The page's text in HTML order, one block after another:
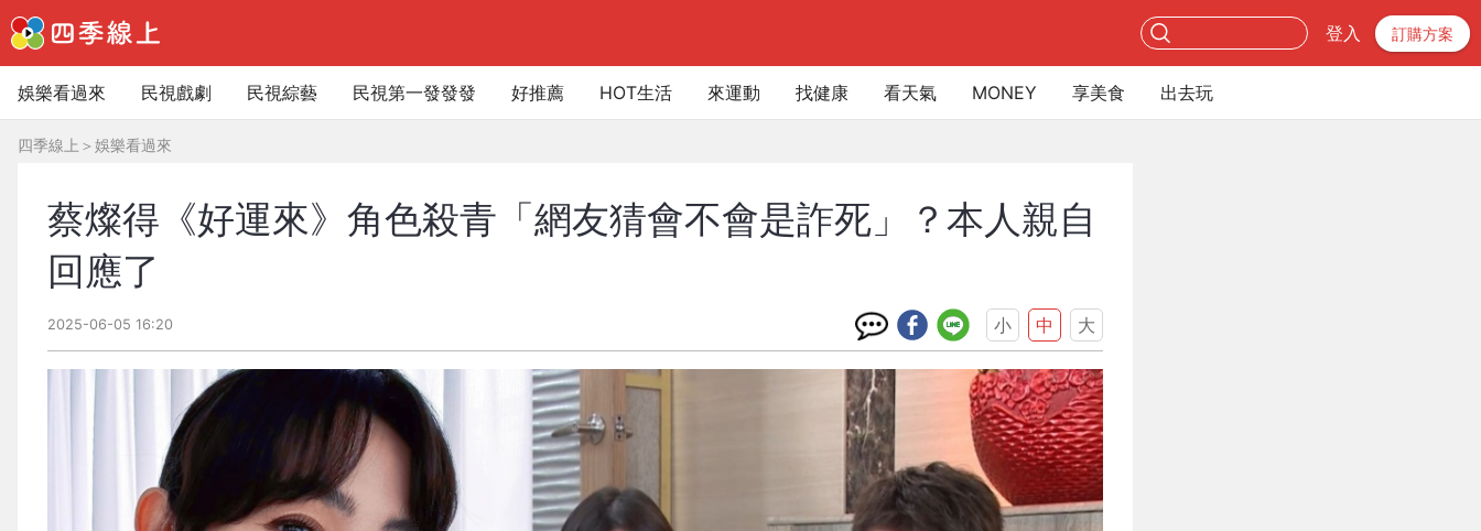
登入 訂購方案
娛樂看過來 民視戲劇 民視綜藝 民視第一發發發 好推薦 HOT生活 來運動 找健康 看天氣 MONEY 享美食 出去玩
四季線上 ＞ 娛樂看過來
蔡燦得《好運來》角色殺青「網友猜會不會是詐死」？本人親自
回應了
2025-06-05 16:20 小 中 大